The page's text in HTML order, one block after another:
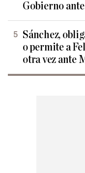
Gobierno
Sánchez,
o permite a
otra vez ante